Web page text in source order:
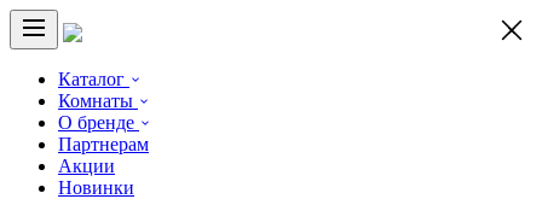
Каталог
Комнаты
О бренде
Партнерам
Акции
Новинки
×